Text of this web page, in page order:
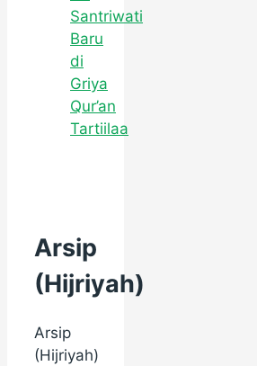
Santriwati
Baru
di
Griya
Qur’an
Tartiilaa
Arsip
(Hijriyah)
Arsip
(Hijriyah)